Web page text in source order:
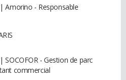
Amorino - Responsable
- Gestion de parc
commercial